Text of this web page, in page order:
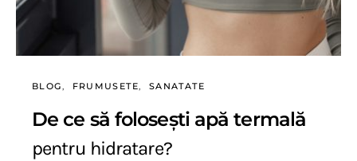
BLOG FRUMUSETE SANATATE
De ce să folosești apă termală
pentru hidratare?